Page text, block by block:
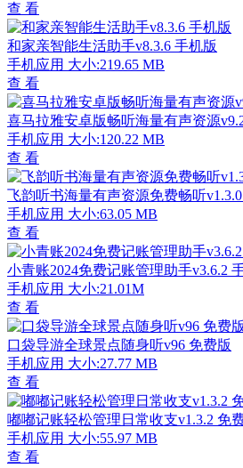
查 看
和家亲智能生活助手v8.3.6 手机版
手机应用 大小:219.65 MB
查 看
喜马拉雅安卓版畅听海量有声资源
手机应用 大小:120.22 MB
查 看
飞韵听书海量有声资源免费畅听
手机应用 大小:63.05 MB
查 看
小青账2024免费记账管理助手v3.6.2
手机应用 大小:21.01M
查 看
口袋导游全球景点随身听v96 免费版
手机应用 大小:27.77 MB
查 看
嘟嘟记账轻松管理日常收支v1.3.2 免
手机应用 大小:55.97 MB
查 看